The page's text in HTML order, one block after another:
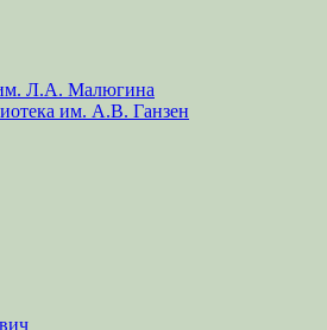
им. Л.А. Малюгина
им. А.В. Ганзен